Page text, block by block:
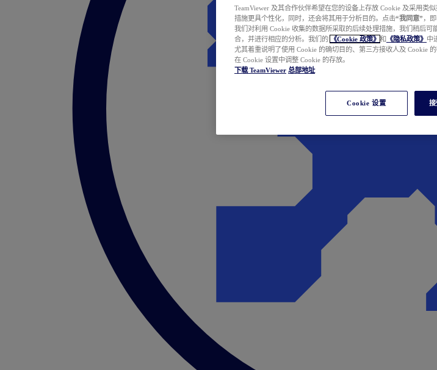
TeamViewer 及其合作伙伴希望在您的设备上存放 Cookie 及采用类
措施更具个性化，同时，还会将其用于分析目的。点击“我同意” ，
我们对利用 Cookie 收集的数据所采取的后续处理措施，我们稍后
合，并进行相应的分析。我们的
《Cookie 政策》 和 《隐私政策》 中
尤其着重说明了使用 Cookie 的确切目的、第三方接收人及 Cookie
在 Cookie 设置中调整 Cookie 的存放。
下载 TeamViewer 总部地址
Cookie 设置